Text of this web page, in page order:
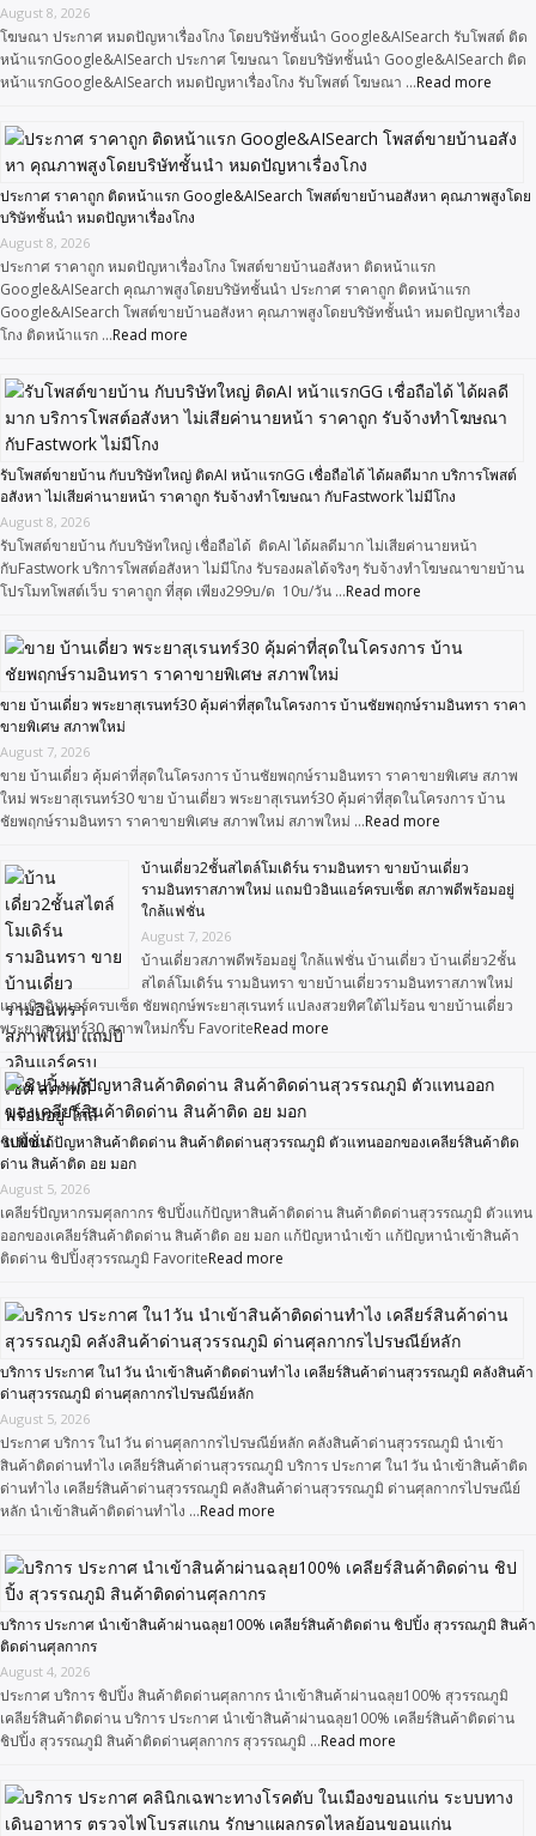
August 8, 2026
โฆษณา ประกาศ หมดปัญหาเรื่องโกง โดยบริษัทชั้นนำ Google&AISearch รับโพสต์ ติด
หน้าแรกGoogle&AISearch ประกาศ โฆษณา โดยบริษัทชั้นนำ Google&AISearch ติด
หน้าแรกGoogle&AISearch หมดปัญหาเรื่องโกง รับโพสต์ โฆษณา …Read more
ประกาศ ราคาถูก ติดหน้าแรก Google&AISearch โพสต์ขายบ้านอสังหา คุณภาพสูงโดย
บริษัทชั้นนำ หมดปัญหาเรื่องโกง
August 8, 2026
ประกาศ ราคาถูก หมดปัญหาเรื่องโกง โพสต์ขายบ้านอสังหา ติดหน้าแรก
Google&AISearch คุณภาพสูงโดยบริษัทชั้นนำ ประกาศ ราคาถูก ติดหน้าแรก
Google&AISearch โพสต์ขายบ้านอสังหา คุณภาพสูงโดยบริษัทชั้นนำ หมดปัญหาเรื่อง
โกง ติดหน้าแรก …Read more
รับโพสต์ขายบ้าน กับบริษัทใหญ่ ติดAI หน้าแรกGG เชื่อถือได้ ได้ผลดีมาก บริการโพสต์
อสังหา ไม่เสียค่านายหน้า ราคาถูก รับจ้างทำโฆษณา กับFastwork ไม่มีโกง
August 8, 2026
รับโพสต์ขายบ้าน กับบริษัทใหญ่ เชื่อถือได้ ติดAI ได้ผลดีมาก ไม่เสียค่านายหน้า
กับFastwork บริการโพสต์อสังหา ไม่มีโกง รับรองผลได้จริงๆ รับจ้างทำโฆษณาขายบ้าน
โปรโมทโพสต์เว็บ ราคาถูก ที่สุด เพียง299บ/ด 10บ/วัน …Read more
ขาย บ้านเดี่ยว พระยาสุเรนทร์30 คุ้มค่าที่สุดในโครงการ บ้านชัยพฤกษ์รามอินทรา ราคา
ขายพิเศษ สภาพใหม่
August 7, 2026
ขาย บ้านเดี่ยว คุ้มค่าที่สุดในโครงการ บ้านชัยพฤกษ์รามอินทรา ราคาขายพิเศษ สภาพ
ใหม่ พระยาสุเรนทร์30 ขาย บ้านเดี่ยว พระยาสุเรนทร์30 คุ้มค่าที่สุดในโครงการ บ้าน
ชัยพฤกษ์รามอินทรา ราคาขายพิเศษ สภาพใหม่ สภาพใหม่ …Read more
บ้านเดี่ยว2ชั้นสไตล์โมเดิร์น รามอินทรา ขายบ้านเดี่ยว
รามอินทราสภาพใหม่ แถมบิวอินแอร์ครบเซ็ต สภาพดีพร้อมอยู่
ใกล้แฟชั่น
August 7, 2026
บ้านเดี่ยวสภาพดีพร้อมอยู่ ใกล้แฟชั่น บ้านเดี่ยว บ้านเดี่ยว2ชั้น
สไตล์โมเดิร์น รามอินทรา ขายบ้านเดี่ยวรามอินทราสภาพใหม่
แถมบิวอินแอร์ครบเซ็ต ชัยพฤกษ์พระยาสุเรนทร์ แปลงสวยทิศใต้ไม่ร้อน ขายบ้านเดี่ยว
พระยาสุเรนทร์30 สภาพใหม่กริ๊บ FavoriteRead more
ชิปปิ้งแก้ปัญหาสินค้าติดด่าน สินค้าติดด่านสุวรรณภูมิ ตัวแทนออกของเคลียร์สินค้าติด
ด่าน สินค้าติด อย มอก
August 5, 2026
เคลียร์ปัญหากรมศุลกากร ชิปปิ้งแก้ปัญหาสินค้าติดด่าน สินค้าติดด่านสุวรรณภูมิ ตัวแทน
ออกของเคลียร์สินค้าติดด่าน สินค้าติด อย มอก แก้ปัญหานำเข้า แก้ปัญหานำเข้าสินค้า
ติดด่าน ชิปปิ้งสุวรรณภูมิ FavoriteRead more
บริการ ประกาศ ใน1วัน นำเข้าสินค้าติดด่านทำไง เคลียร์สินค้าด่านสุวรรณภูมิ คลังสินค้า
ด่านสุวรรณภูมิ ด่านศุลกากรไปรษณีย์หลัก
August 5, 2026
ประกาศ บริการ ใน1วัน ด่านศุลกากรไปรษณีย์หลัก คลังสินค้าด่านสุวรรณภูมิ นำเข้า
สินค้าติดด่านทำไง เคลียร์สินค้าด่านสุวรรณภูมิ บริการ ประกาศ ใน1วัน นำเข้าสินค้าติด
ด่านทำไง เคลียร์สินค้าด่านสุวรรณภูมิ คลังสินค้าด่านสุวรรณภูมิ ด่านศุลกากรไปรษณีย์
หลัก นำเข้าสินค้าติดด่านทำไง …Read more
บริการ ประกาศ นำเข้าสินค้าผ่านฉลุย100% เคลียร์สินค้าติดด่าน ชิปปิ้ง สุวรรณภูมิ สินค้า
ติดด่านศุลกากร
August 4, 2026
ประกาศ บริการ ชิปปิ้ง สินค้าติดด่านศุลกากร นำเข้าสินค้าผ่านฉลุย100% สุวรรณภูมิ
เคลียร์สินค้าติดด่าน บริการ ประกาศ นำเข้าสินค้าผ่านฉลุย100% เคลียร์สินค้าติดด่าน
ชิปปิ้ง สุวรรณภูมิ สินค้าติดด่านศุลกากร สุวรรณภูมิ …Read more